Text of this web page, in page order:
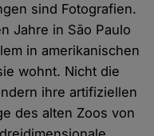
sind Fotografien.
Jahre in São Paulo
in amerikanischen
wohnt. Nicht die
ihre artifiziellen
des alten Zoos von